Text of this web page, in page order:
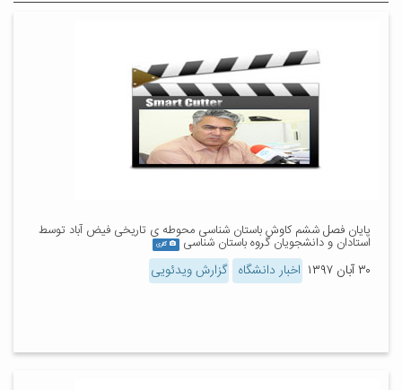
پایان فصل ششم کاوش باستان شناسی محوطه ی تاریخی فیض آباد توسط
استادان و دانشجویان گروه باستان شناسی گالری
۳۰ آبان ۱۳۹۷ اخبار دانشگاه گزارش ویدئویی